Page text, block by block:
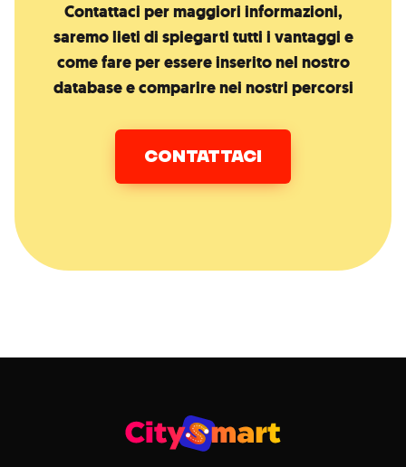
Contattaci per maggiori informazioni,
saremo lieti di spiegarti tutti i vantaggi e
come fare per essere inserito nel nostro
database e comparire nei nostri percorsi
CONTATTACI